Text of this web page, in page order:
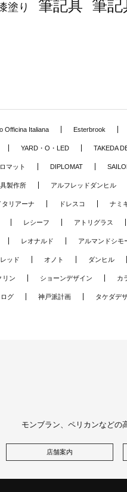
塗り 筆記具 筆記
Officina Italiana Esterbrook
YARD・O・LED TAKEDA
マット DIPLOMAT
製作所 アルフレッドダンヒル
リアーナ ドレスコ ナミ
レシーフ アトリグラス
レオナルド アルマンドシモ
ッド オノト ダンヒル
リン ショーンデザイン カ
ログ 神戸派計画 タケダデ
モンブラン、ペリカンなどの
店舗案内